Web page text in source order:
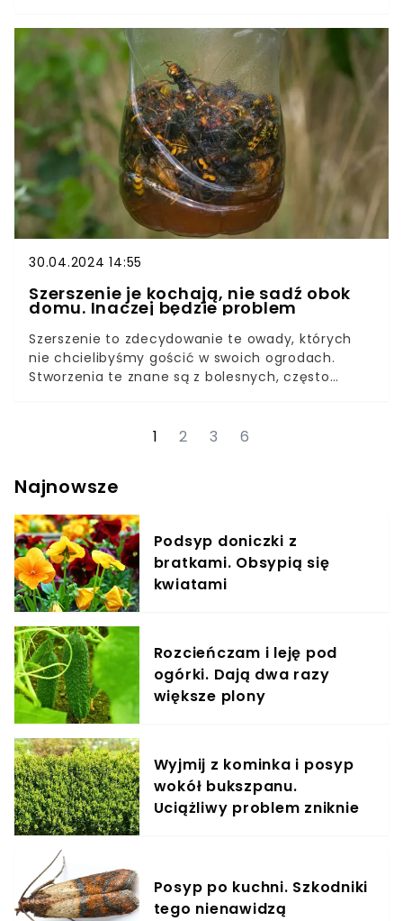
ekosystemu.Czy jednak chcemy gościć je w
domu? Wątpliwe. Dlatego przedstawiamy Wam
humanitarne sposoby na pozbycie się pająków z
domu. Z tymi metodami żaden pająk nie ma
szans.
30.04.2024 14:55
Szerszenie je kochają, nie sadź obok
domu. Inaczej będzie problem
Szerszenie to zdecydowanie te owady, których
nie chcielibyśmy gościć w swoich ogrodach.
Stworzenia te znane są z bolesnych, często
nieświadomie sprasza je na swoje działki. Jak to
1 2 3 6
Najnowsze
Podsyp doniczki z
bratkami. Obsypią się
kwiatami
Rozcieńczam i leję pod
ogórki. Dają dwa razy
większe plony
Wyjmij z kominka i posyp
wokół bukszpanu.
Uciążliwy problem zniknie
Posyp po kuchni. Szkodniki
tego nienawidzą